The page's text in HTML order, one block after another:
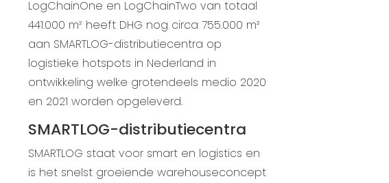
LogChainOne en LogChainTwo van totaal
441.000 m² heeft DHG nog circa 755.000 m²
aan SMARTLOG-distributiecentra op
logistieke hotspots in Nederland in
ontwikkeling welke grotendeels medio 2020
en 2021 worden opgeleverd.
SMARTLOG-distributiecentra
SMARTLOG staat voor smart en logistics en
is het snelst groeiende warehouseconcept